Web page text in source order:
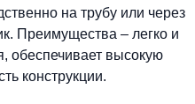
на трубу или через
Преимущества – легко и
обеспечивает высокую
конструкции.